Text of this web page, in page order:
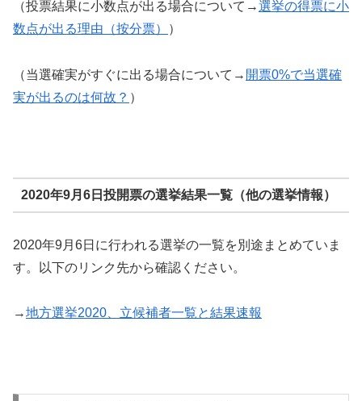
（投票結果に小数点が出る場合について→選挙の得票に小
数点が出る理由（按分票）
）
（当選確実がすぐに出る場合について→ 開票0%で当選確
実が出るのは何故？ ）
2020年9月6日投開票の選挙結果一覧（他の選挙情報）
2020年9月6日に行われる選挙の一覧を別途まとめていま
す。以下のリンク先から確認ください。
→地方選挙2020、立候補者一覧と結果速報